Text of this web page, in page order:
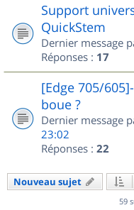
Support
QuickStem
Dernier message
Réponses : 17
[Edge 705/
boue ?
Dernier message
23:02
Réponses : 22
Nouveau sujet
59